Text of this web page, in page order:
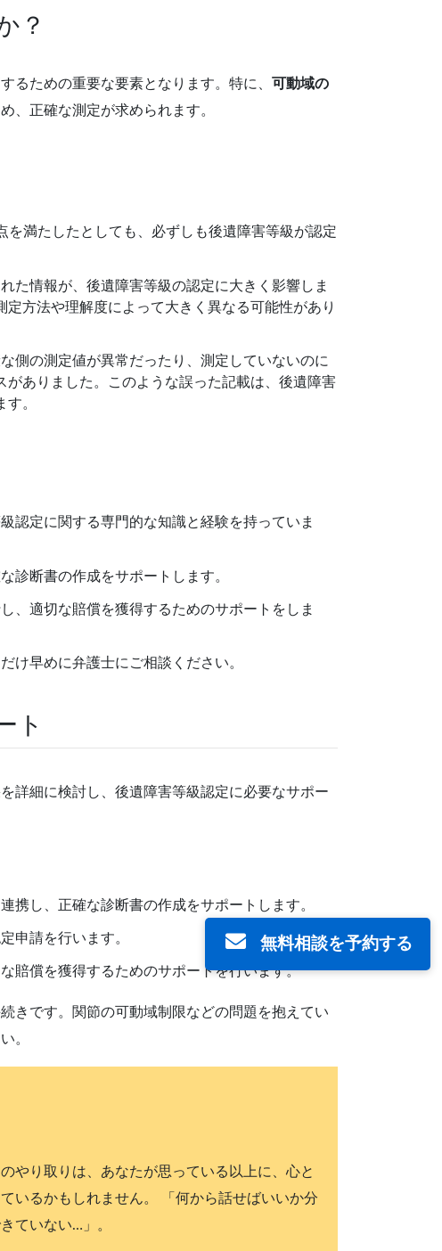
？
るための重要な要素となります。特に、
可動域の
、正確な測定が求められます。
を満たしたとしても、必ずしも後遺障害等級が認定
た情報が、後遺障害等級の認定に大きく影響しま
方法や理解度によって大きく異なる可能性があり
側の測定値が異常だったり、測定していないのに
ありました。このような誤った記載は、後遺障害
。
認定に関する専門的な知識と経験を持っていま
診断書の作成をサポートします。
、適切な賠償を獲得するためのサポートをしま
け早めに弁護士にご相談ください。
ト
詳細に検討し、後遺障害等級認定に必要なサポー
携し、正確な診断書の作成をサポートします。
申請を行います。
賠償を獲得するためのサポートを行います。
きです。関節の可動域制限などの問題を抱えてい
。
やり取りは、あなたが思っている以上に、心と
いるかもしれません。 「何から話せばいいか分
ていない…」。
無料相談を予約する